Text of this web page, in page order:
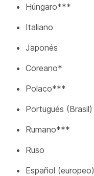
Húngaro***
Italiano
Japonés
Coreano*
Polaco***
Portugués (Brasil)
Rumano***
Ruso
Español (europeo)